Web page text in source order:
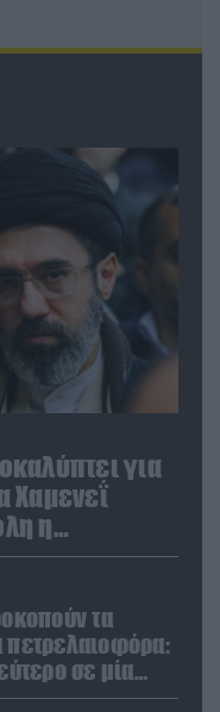
για
Χαμενεΐ
η
τα
πετρελαιοφόρα:
σε μία
Θάλασσα